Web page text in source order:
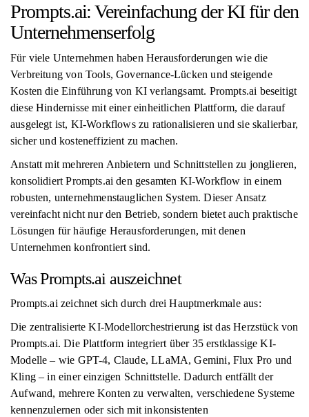
Prompts.ai: Vereinfachung der KI für den
Unternehmenserfolg
Für viele Unternehmen haben Herausforderungen wie die
Verbreitung von Tools, Governance-Lücken und steigende
Kosten die Einführung von KI verlangsamt. Prompts.ai beseitigt
diese Hindernisse mit einer einheitlichen Plattform, die darauf
ausgelegt ist, KI-Workflows zu rationalisieren und sie skalierbar,
sicher und kosteneffizient zu machen.
Anstatt mit mehreren Anbietern und Schnittstellen zu jonglieren,
konsolidiert Prompts.ai den gesamten KI-Workflow in einem
robusten, unternehmenstauglichen System. Dieser Ansatz
vereinfacht nicht nur den Betrieb, sondern bietet auch praktische
Lösungen für häufige Herausforderungen, mit denen
Unternehmen konfrontiert sind.
Was Prompts.ai auszeichnet
Prompts.ai zeichnet sich durch drei Hauptmerkmale aus:
Die zentralisierte KI-Modellorchestrierung ist das Herzstück von
Prompts.ai. Die Plattform integriert über 35 erstklassige KI-
Modelle – wie GPT-4, Claude, LLaMA, Gemini, Flux Pro und
Kling – in einer einzigen Schnittstelle. Dadurch entfällt der
Aufwand, mehrere Konten zu verwalten, verschiedene Systeme
kennenzulernen oder sich mit inkonsistenten